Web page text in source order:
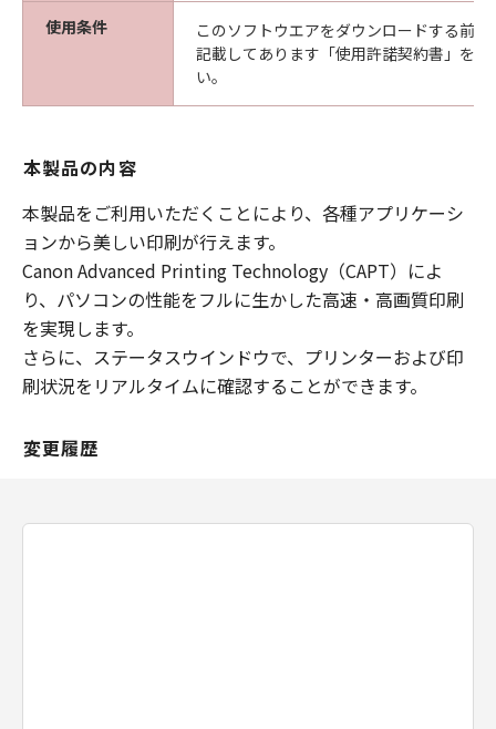
LICENSORS BE LIABLE FOR ANY DAMAGES
WHATSOEVER (INCLUDING WITHOUT
LIMITATION, LOSS OF BUSINESS PROFITS,
COMPENSATORY, INCIDENTAL OR
CONSEQUENTIAL DAMAGES) ARISING OUT OF
THE SOFTWARE, USE THEREOF OR INABILITY
TO USE THE SOFTWARE EVEN IF EITHER
CANON, CANON'S SUBSIDIARIES OR
AFFILIATES, THEIR DISTRIBUTORS, DEALERS
OR CANON'S LICENSORS HAVE BEEN ADVISED
OF THE POSSIBILITY OF SUCH DAMAGES.
SOME STATES OR LEGAL JURISDICTIONS DO
OF LIABILITY FOR INCIDENTAL OR
CONSEQUENTIAL DAMAGES, OR PERSONAL
NEGLIGENCE ON THE PART OF SELLER, SO
使用条件
このソフトウエアをダウンロードする前
記載してあります「使用許諾契約書」を
い。
本製品の内容
本製品をご利用いただくことにより、各種アプリケーシ
ョンから美しい印刷が行えます。
Canon Advanced Printing Technology（CAPT）によ
り、パソコンの性能をフルに生かした高速・高画質印刷
を実現します。
さらに、ステータスウインドウで、プリンターおよび印
刷状況をリアルタイムに確認することができます。
変更履歴